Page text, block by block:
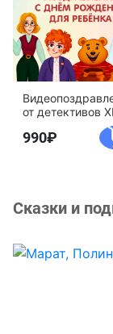
от детективов
990
Сказки и